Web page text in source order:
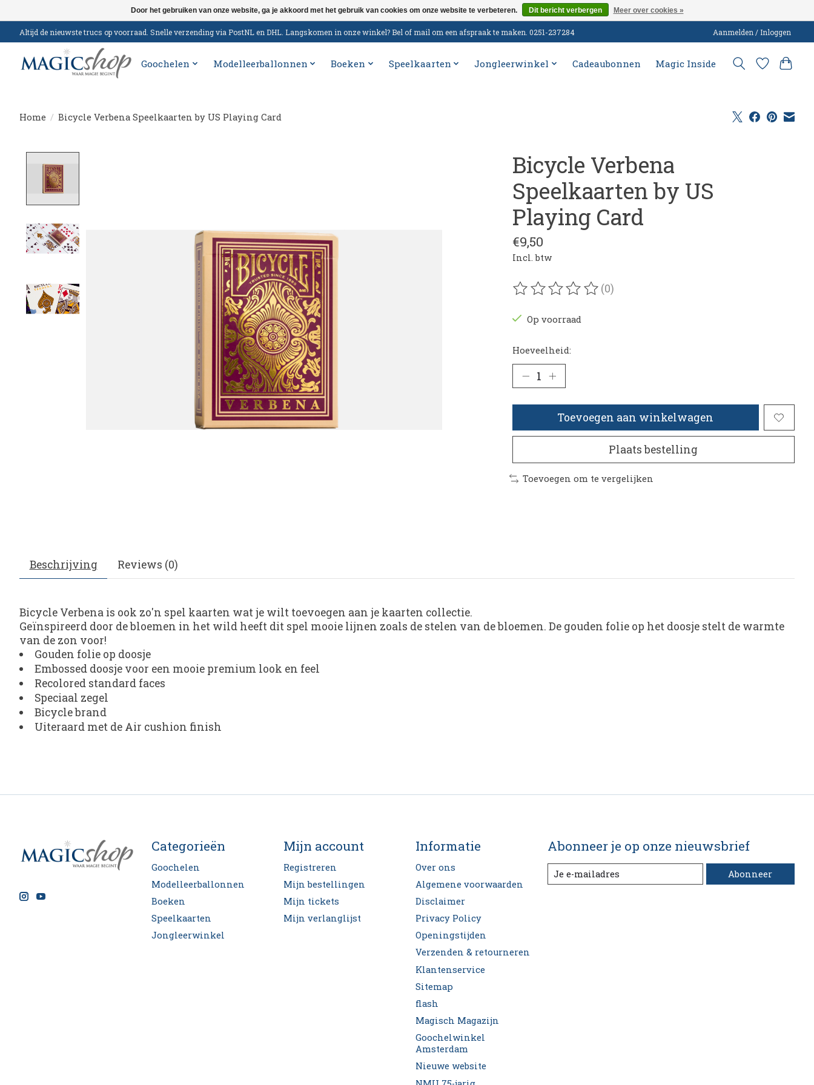
Altijd de nieuwste trucs op voorraad. Snelle verzending via PostNL en DHL. Langskomen in onze winkel? Bel of mail om een afspraak te maken. 0251-237284 Aanmelden / Inloggen
Goochelen Modelleerballonnen Boeken Speelkaarten Jongleerwinkel Cadeaubonnen Magic Inside
Home / Bicycle Verbena Speelkaarten by US Playing Card
Bicycle Verbena
Speelkaarten by US
Playing Card
€9,50
Incl. btw
De beoordeling van dit product is
(0)
Op voorraad
Hoeveelheid:
Toevoegen aan winkelwagen
Plaats bestelling
Toevoegen om te vergelijken
Beschrijving Reviews (0)
Bicycle Verbena is ook zo'n spel kaarten wat je wilt toevoegen aan je kaarten collectie.
Geïnspireerd door de bloemen in het wild heeft dit spel mooie lijnen zoals de stelen van de bloemen. De gouden folie op het doosje stelt de warmte
van de zon voor!
Gouden folie op doosje
Embossed doosje voor een mooie premium look en feel
Recolored standard faces
Speciaal zegel
Bicycle brand
Uiteraard met de Air cushion finish
Categorieën
Goochelen
Modelleerballonnen
Boeken
Speelkaarten
Jongleerwinkel
Mijn account
Registreren
Mijn bestellingen
Mijn tickets
Mijn verlanglijst
Informatie
Over ons
Algemene voorwaarden
Disclaimer
Privacy Policy
Openingstijden
Verzenden & retourneren
Klantenservice
Sitemap
flash
Magisch Magazijn
Goochelwinkel
Amsterdam
Nieuwe website
Abonneer je op onze nieuwsbrief
Abonneer
Door het gebruiken van onze website, ga je akkoord met het gebruik van cookies om onze website te verbeteren. Dit bericht verbergen Meer over cookies »